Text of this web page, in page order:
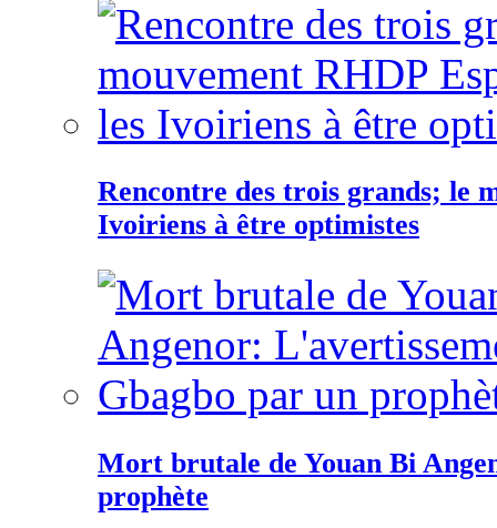
Rencontre des trois grands; le
Ivoiriens à être optimistes
Mort brutale de Youan Bi
prophète